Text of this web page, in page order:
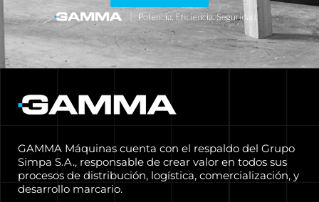
GAMMA Máquinas cuenta con el respaldo del Grupo
Simpa S.A., responsable de crear valor en todos sus
procesos de distribución, logística, comercialización, y
desarrollo marcario.